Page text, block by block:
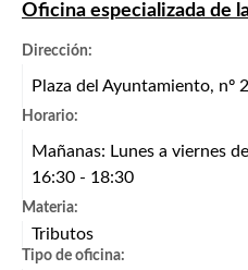
Oficina especializada de
Dirección:
Plaza del Ayuntamiento, nº
Horario:
Mañanas: Lunes a viernes
16:30 - 18:30
Materia:
Tributos
Tipo de oficina: